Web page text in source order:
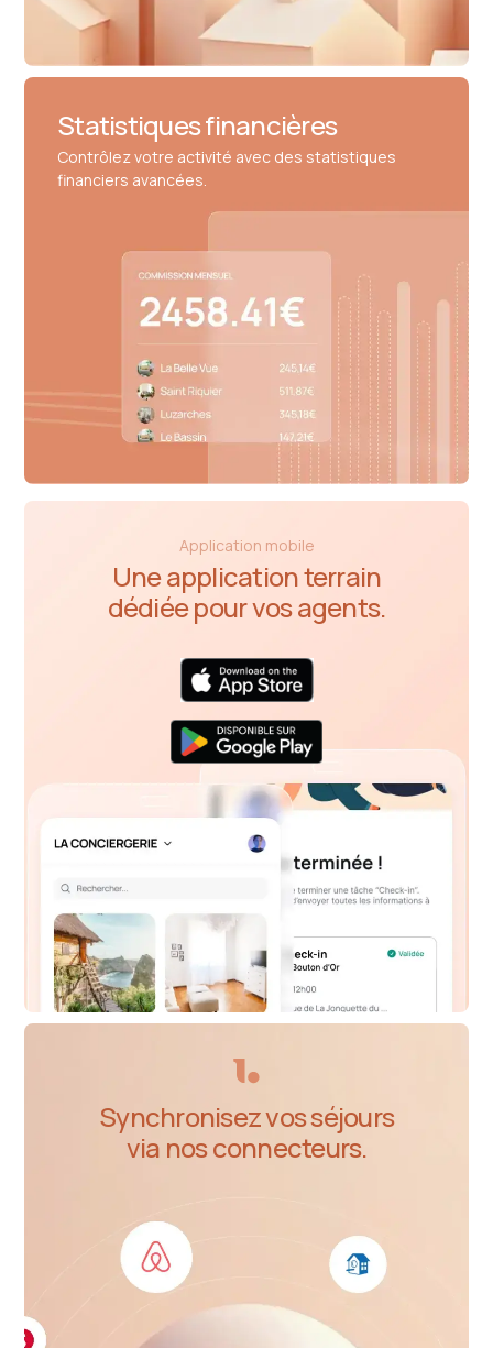
Statistiques financières
Contrôlez votre activité avec des statistiques
financiers avancées.
Application mobile
Une application terrain
dédiée pour vos agents.
Synchronisez vos séjours
via nos connecteurs.